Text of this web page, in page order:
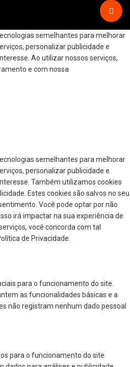
semelhantes para melhorar
personalizar publicidade e
Ao utilizar nossos serviços,
e com nossa
semelhantes para melhorar
personalizar publicidade e
Também utilizamos cookies
Estes cookies são salvos no seu
Você pode optar por não
irá impactar na sua experiência de
você concorda com tal
de Privacidade.
para o funcionamento do site.
as funcionalidades básicas e a
não registram nenhum dado pessoal
para o funcionamento do site